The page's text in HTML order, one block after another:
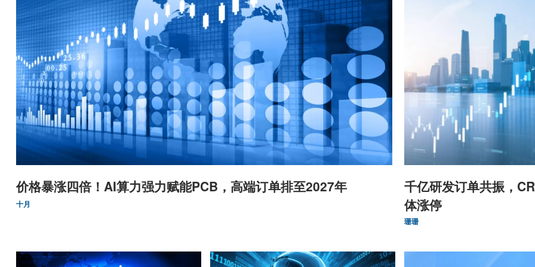
价格暴涨四倍！AI算力强力赋能PCB，高端订单排至2027年
十月
千亿研发订单共振，
体涨停
珊珊